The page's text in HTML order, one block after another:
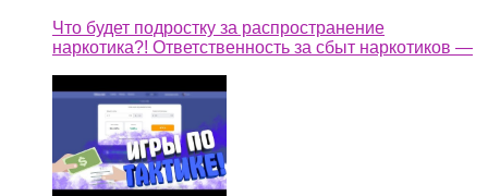
Что будет подростку за распространение
наркотика?! Ответственность за сбыт наркотиков —